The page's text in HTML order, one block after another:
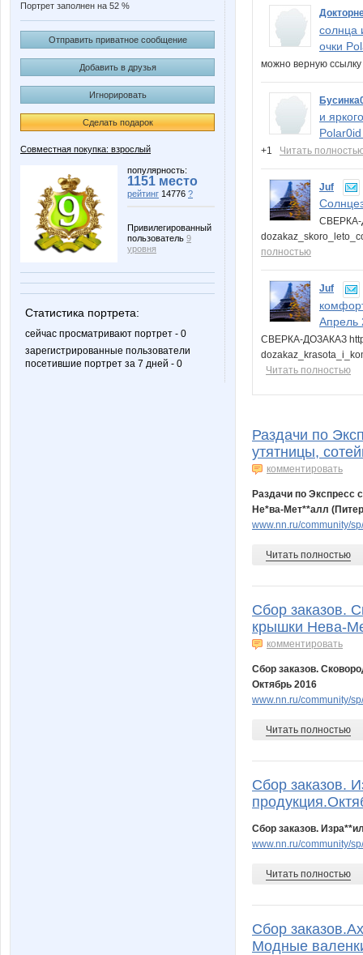
Портрет заполнен на 52 %
Отправить приватное сообщение
Добавить в друзья
Игнорировать
Сделать подарок
Совместная покупка: взрослый
популярность:
1151 место
рейтинг 14776 ?
Привилегированный
пользователь 9
уровня
Статистика портрета:
сейчас просматривают портрет - 0
зарегистрированные пользователи
посетившие портрет за 7 дней - 0
солнца
очки
можно верную
и
+1 Читать
Juf
СВЕРКА-
полностью
Juf
Апрель
СВЕРКА-ДОЗАКАЗ
Читать полностью
Раздачи по
утятницы,
комментировать
Раздачи по Экспресс
Не*ва-Мет**алл
www.nn.ru/community/
Читать полностью
Сбор заказов.
крышки Нева-
комментировать
Сбор заказов.
Октябрь 2016
www.nn.ru/community/
Читать полностью
Сбор заказов.
Сбор заказов.
www.nn.ru/community/
Читать полностью
Сбор
Модные